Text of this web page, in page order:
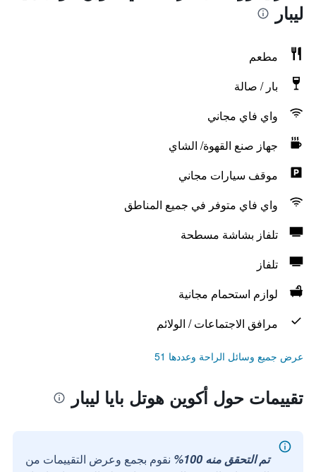
ليبار
مطعم
بار / صالة
واي فاي مجاني
جهاز صنع القهوة/ الشاي
موقف سيارات مجاني
واي فاي متوفر في جميع المناطق
تلفاز بشاشة مسطحة
تلفاز
لوازم استحمام مجانية
مرافق الاجتماعات / الولائم
عرض جميع وسائل الراحة وعددها 51
تقييمات حول أكوين هوتل بايا ليبار
تم التحقق منه 100%
نقوم بجمع وعرض التقييمات من